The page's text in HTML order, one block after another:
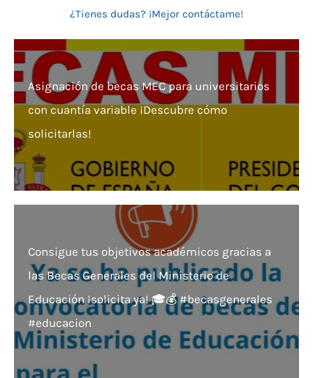
¿Tienes dudas? ¡Mejor contáctame!
Asignación de becas MEC para universitarios
con cuantía variable ¡Descubre cómo
solicitarlas!
Consigue tus objetivos académicos gracias a
las Becas Generales del Ministerio de
Educación ¡solicita ya! 🎓💰 #becasgenerales
#educacion